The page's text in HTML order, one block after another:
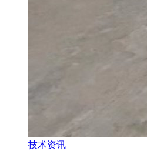
技术资讯